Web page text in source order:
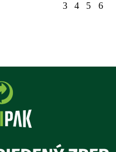
3 4 5 6